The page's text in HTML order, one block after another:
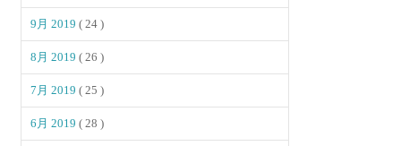
9月 2019( 24 )
8月 2019( 26 )
7月 2019( 25 )
6月 2019( 28 )